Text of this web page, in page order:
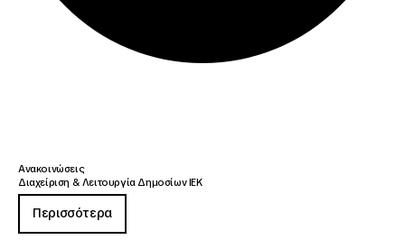
Ανακοινώσεις
Διαχείριση & Λειτουργία Δημοσίων ΙΕΚ
Περισσότερα